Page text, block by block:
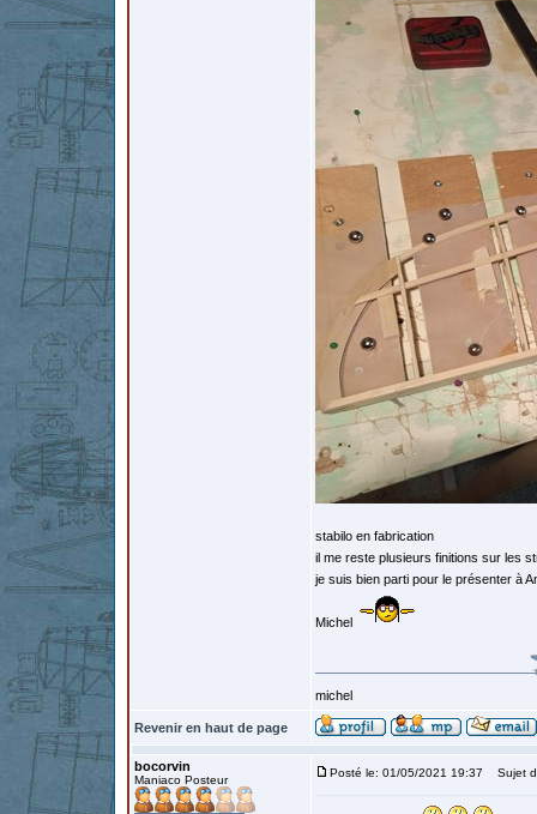
stabilo en fabrication
il me reste plusieurs finitions sur les
je suis bien parti pour le présenter à
Michel
michel
Revenir en haut de page
bocorvin
Maniaco Posteur
Posté le: 01/05/2021 19:37 Sujet